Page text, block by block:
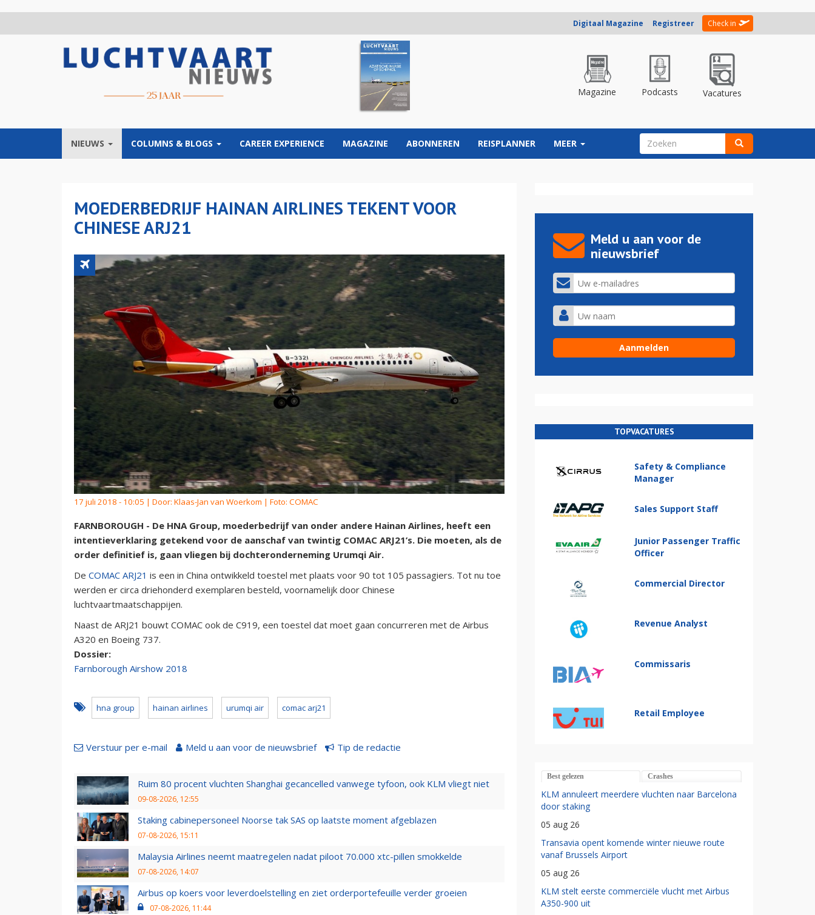
Digitaal Magazine Registreer Check in
Magazine Podcasts Vacatures
NIEUWS COLUMNS & BLOGS CAREER EXPERIENCE MAGAZINE ABONNEREN REISPLANNER MEER ZOEKVELD
MOEDERBEDRIJF HAINAN AIRLINES TEKENT VOOR
CHINESE ARJ21
17 juli 2018 - 10:05 | Door: Klaas-Jan van Woerkom | Foto: COMAC
FARNBOROUGH - De HNA Group, moederbedrijf van onder andere Hainan Airlines, heeft een
intentieverklaring getekend voor de aanschaf van twintig COMAC ARJ21’s. Die moeten, als de
order definitief is, gaan vliegen bij dochteronderneming Urumqi Air.
De COMAC ARJ21 is een in China ontwikkeld toestel met plaats voor 90 tot 105 passagiers. Tot nu toe
werden er circa driehonderd exemplaren besteld, voornamelijk door Chinese
luchtvaartmaatschappijen.
Naast de ARJ21 bouwt COMAC ook de C919, een toestel dat moet gaan concurreren met de Airbus
A320 en Boeing 737.
Dossier:
Farnborough Airshow 2018
hna group hainan airlines urumqi air comac arj21
Verstuur per e-mail Meld u aan voor de nieuwsbrief Tip de redactie
Ruim 80 procent vluchten Shanghai gecancelled vanwege tyfoon, ook KLM vliegt niet
09-08-2026, 12:55
Staking cabinepersoneel Noorse tak SAS op laatste moment afgeblazen
07-08-2026, 15:11
Malaysia Airlines neemt maatregelen nadat piloot 70.000 xtc-pillen smokkelde
07-08-2026, 14:07
Airbus op koers voor leverdoelstelling en ziet orderportefeuille verder groeien
07-08-2026, 11:44
Meld u aan voor de
nieuwsbrief
TOPVACATURES
Safety & Compliance
Manager
Sales Support Staff
Junior Passenger Traffic
Officer
Commercial Director
Revenue Analyst
Commissaris
Retail Employee
Best gelezen Crashes
KLM annuleert meerdere vluchten naar Barcelona
door staking
05 aug 26
Transavia opent komende winter nieuwe route
vanaf Brussels Airport
05 aug 26
KLM stelt eerste commerciële vlucht met Airbus
A350-900 uit